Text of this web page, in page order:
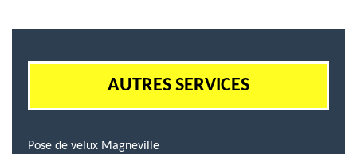
AUTRES SERVICES
Pose de velux Magneville